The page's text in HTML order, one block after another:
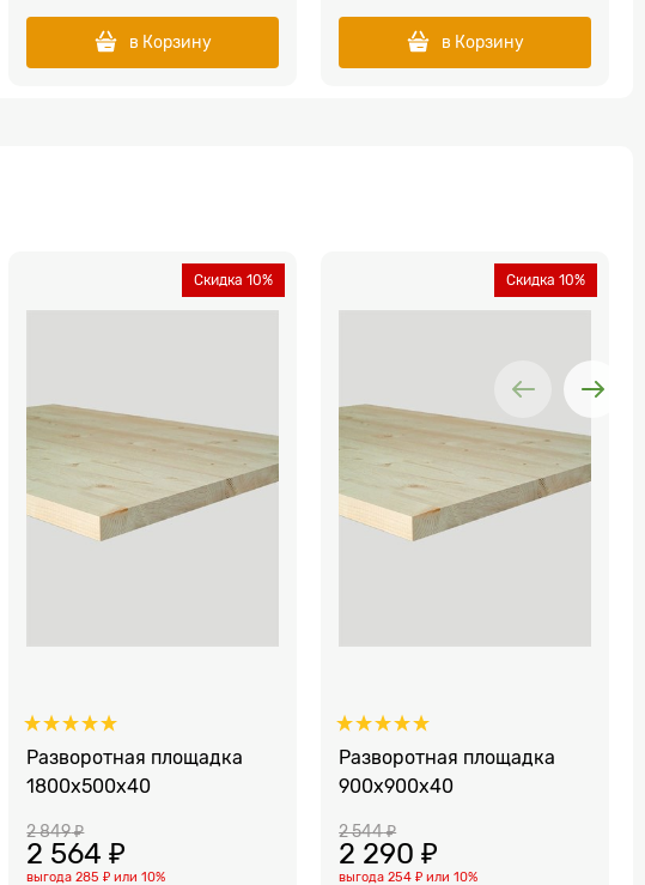
в Корзину в Корзину
Разворотная площадка
1800х500х40
Скидка 10%
2 849 ₽
2 564 ₽
выгода285 ₽ или10%
Разворотная площадка
900х900х40
Скидка 10%
2 544 ₽
2 290 ₽
выгода254 ₽ или10%